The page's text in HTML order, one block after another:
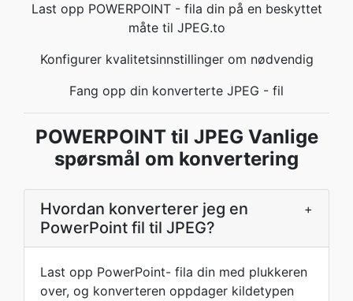
Last opp POWERPOINT - fila din på en beskyttet
måte til JPEG.to
Konfigurer kvalitetsinnstillinger om nødvendig
Fang opp din konverterte JPEG - fil
POWERPOINT til JPEG Vanlige
spørsmål om konvertering
Hvordan konverterer jeg en
PowerPoint fil til JPEG?
+
Last opp PowerPoint- fila din med plukkeren
over, og konverteren oppdager kildetypen